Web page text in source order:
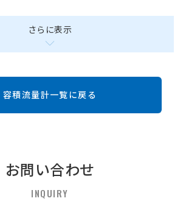
さらに表示
容積流量計一覧に戻る
お問い合わせ
INQUIRY